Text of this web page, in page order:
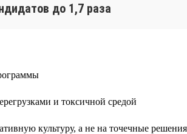
до 1,7 раза
и токсичной средой
культуру, а не на точечные